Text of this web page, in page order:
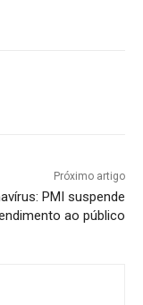
Próximo artigo
PMI suspende
ao público